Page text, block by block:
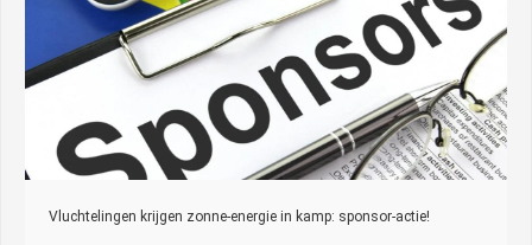
Vluchtelingen krijgen zonne-energie in kamp: sponsor-actie!